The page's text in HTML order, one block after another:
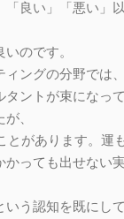
「良い」「悪い」
のです。
ングの分野では、
タントが束になっ
、
とがあります。運
かっても出せない
いう認知を既にし